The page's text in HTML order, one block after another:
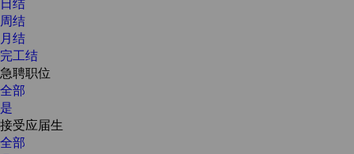
周结
月结
完工结
急聘职位
全部
是
接受应届生
全部